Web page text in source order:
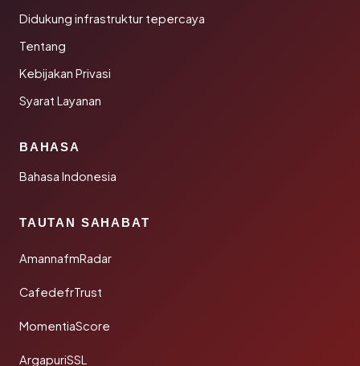
Didukung infrastruktur tepercaya
Tentang
Kebijakan Privasi
Syarat Layanan
BAHASA
Bahasa Indonesia
TAUTAN SAHABAT
AmannafmRadar
CafedefrTrust
MomentiaScore
ArgapuriSSL